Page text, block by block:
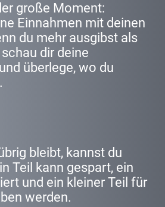
große Moment:
Einnahmen mit deinen
du mehr ausgibst als
dir deine
überlege, wo du
bleibt, kannst du
Teil kann gespart, ein
und ein kleiner Teil für
werden.